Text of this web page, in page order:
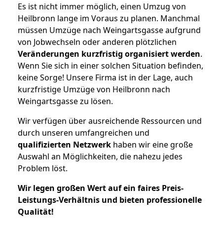
Es ist nicht immer möglich, einen Umzug von
Heilbronn lange im Voraus zu planen. Manchmal
müssen Umzüge nach Weingartsgasse aufgrund
von Jobwechseln oder anderen plötzlichen
Veränderungen kurzfristig organisiert werden.
Wenn Sie sich in einer solchen Situation befinden,
keine Sorge! Unsere Firma ist in der Lage, auch
kurzfristige Umzüge von Heilbronn nach
Weingartsgasse zu lösen.
Wir verfügen über ausreichende Ressourcen und
durch unseren umfangreichen und
qualifizierten Netzwerk haben wir eine große
Auswahl an Möglichkeiten, die nahezu jedes
Problem löst.
Wir legen großen Wert auf ein faires Preis-
Leistungs-Verhältnis und bieten professionelle
Qualität!